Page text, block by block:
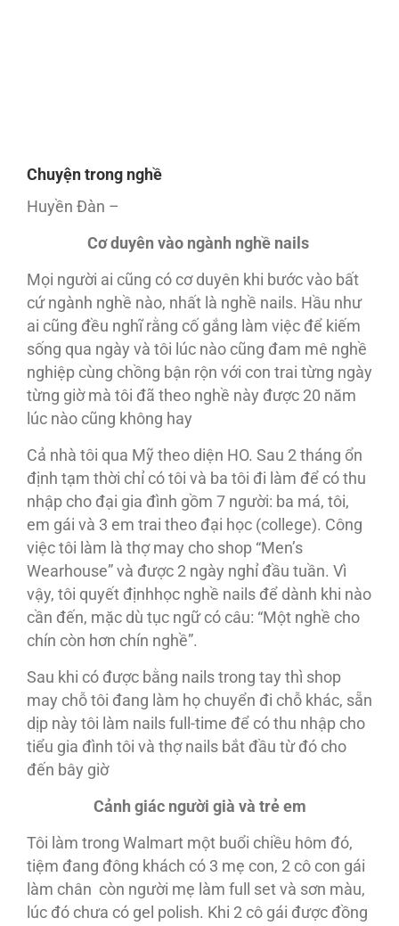
Chuyện trong nghề
Huyền Đàn –
Cơ duyên vào ngành nghề nails
Mọi người ai cũng có cơ duyên khi bước vào bất
cứ ngành nghề nào, nhất là nghề nails. Hầu như
ai cũng đều nghĩ rằng cố gắng làm việc để kiếm
sống qua ngày và tôi lúc nào cũng đam mê nghề
nghiệp cùng chồng bận rộn với con trai từng ngày
từng giờ mà tôi đã theo nghề này được 20 năm
lúc nào cũng không hay
Cả nhà tôi qua Mỹ theo diện HO. Sau 2 tháng ổn
định tạm thời chỉ có tôi và ba tôi đi làm để có thu
nhập cho đại gia đình gồm 7 người: ba má, tôi,
em gái và 3 em trai theo đại học (college). Công
việc tôi làm là thợ may cho shop “Men’s
Wearhouse” và được 2 ngày nghỉ đầu tuần. Vì
vậy, tôi quyết địnhhọc nghề nails để dành khi nào
cần đến, mặc dù tục ngữ có câu: “Một nghề cho
chín còn hơn chín nghề”.
Sau khi có được bằng nails trong tay thì shop
may chỗ tôi đang làm họ chuyển đi chỗ khác, sẵn
dịp này tôi làm nails full-time để có thu nhập cho
tiểu gia đình tôi và thợ nails bắt đầu từ đó cho
đến bây giờ
Cảnh giác người già và trẻ em
Tôi làm trong Walmart một buổi chiều hôm đó,
tiệm đang đông khách có 3 mẹ con, 2 cô con gái
làm chân còn người mẹ làm full set và sơn màu,
lúc đó chưa có gel polish. Khi 2 cô gái được đồng